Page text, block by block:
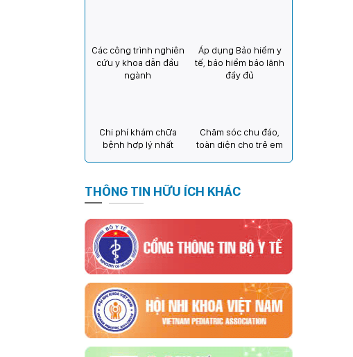
Các công trình nghiên
cứu y khoa dẫn đầu
ngành
Áp dụng Bảo hiểm y
tế, bảo hiểm bảo lãnh
đầy đủ
Chi phí khám chữa
bệnh hợp lý nhất
Chăm sóc chu đáo,
toàn diện cho trẻ em
THÔNG TIN HỮU ÍCH KHÁC